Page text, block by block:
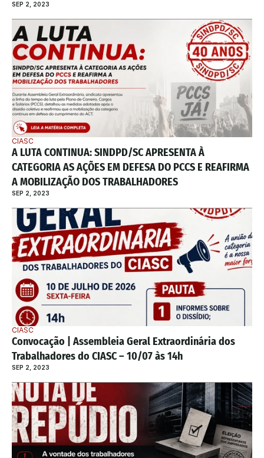
SEP 2, 2023
CIASC
A LUTA CONTINUA: SINDPD/SC APRESENTA À
CATEGORIA AS AÇÕES EM DEFESA DO PCCS E REAFIRMA
A MOBILIZAÇÃO DOS TRABALHADORES
SEP 2, 2023
CIASC
Convocação | Assembleia Geral Extraordinária dos
Trabalhadores do CIASC – 10/07 às 14h
SEP 2, 2023